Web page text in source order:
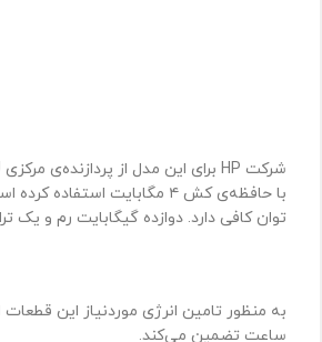
توان کافی دارد. دوازده گیگابایت رم و
ساعت تضمین می‌کند.